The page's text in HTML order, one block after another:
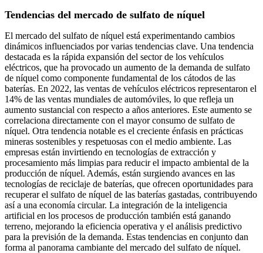
Tendencias del mercado de sulfato de níquel
El mercado del sulfato de níquel está experimentando cambios
dinámicos influenciados por varias tendencias clave. Una tendencia
destacada es la rápida expansión del sector de los vehículos
eléctricos, que ha provocado un aumento de la demanda de sulfato
de níquel como componente fundamental de los cátodos de las
baterías. En 2022, las ventas de vehículos eléctricos representaron el
14% de las ventas mundiales de automóviles, lo que refleja un
aumento sustancial con respecto a años anteriores. Este aumento se
correlaciona directamente con el mayor consumo de sulfato de
níquel. Otra tendencia notable es el creciente énfasis en prácticas
mineras sostenibles y respetuosas con el medio ambiente. Las
empresas están invirtiendo en tecnologías de extracción y
procesamiento más limpias para reducir el impacto ambiental de la
producción de níquel. Además, están surgiendo avances en las
tecnologías de reciclaje de baterías, que ofrecen oportunidades para
recuperar el sulfato de níquel de las baterías gastadas, contribuyendo
así a una economía circular. La integración de la inteligencia
artificial en los procesos de producción también está ganando
terreno, mejorando la eficiencia operativa y el análisis predictivo
para la previsión de la demanda. Estas tendencias en conjunto dan
forma al panorama cambiante del mercado del sulfato de níquel.